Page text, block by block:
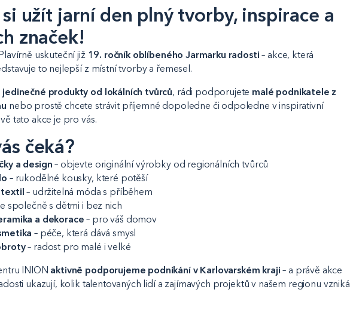
užít jarní den plný tvorby, inspirace a
značek!
uskuteční již 19. ročník oblíbeného Jarmarku radosti – akce, která
to nejlepší z místní tvorby a řemesel.
jedinečné produkty od lokálních tvůrců, rádi podporujete malé podnikatele z
nebo prostě chcete strávit příjemné dopoledne či odpoledne v inspirativní
tato akce je pro vás.
čeká?
a design – objevte originální výrobky od regionálních tvůrců
– rukodělné kousky, které potěší
– udržitelná móda s příběhem
společně s dětmi i bez nich
a dekorace – pro váš domov
– péče, která dává smysl
– radost pro malé i velké
INION aktivně podporujeme podnikání v Karlovarském kraji – a právě akce
ukazují, kolik talentovaných lidí a zajímavých projektů v našem regionu vzniká